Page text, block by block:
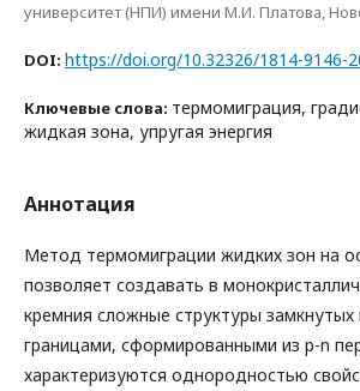
университет (НПИ) имени М.И. Платова,
DOI: https://doi.org/10.32326/1814-9146-
Ключевые слова: термомиграция,
жидкая зона, упругая энергия
Аннотация
Метод термомиграции жидких зон на
позволяет создавать в
кремния сложные структуры замкнутых
границами, сформированными из p-n
характеризуются однородностью